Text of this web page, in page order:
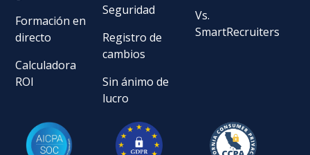
Formación en
directo
Calculadora
ROI
Seguridad
Registro de
cambios
Sin ánimo de
lucro
Vs.
SmartRecruiters